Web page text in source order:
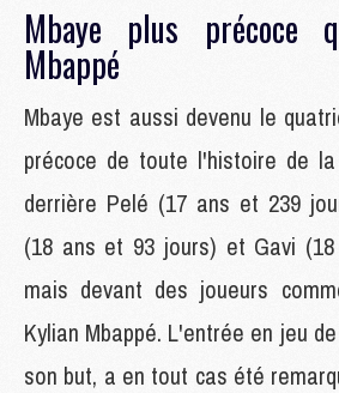
Mbaye plus précoce
Mbappé
Mbaye est aussi devenu le
précoce de toute l'histoire de
derrière Pelé (17 ans et 239
(18 ans et 93 jours) et Gavi
mais devant des joueurs
Kylian Mbappé. L'entrée en jeu
son but, a en tout cas été